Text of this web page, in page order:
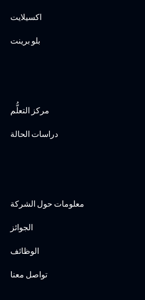
اكسيلايت
بلو برينت
مركز التعلُّم
دراسات الحالة
معلومات حول الشركة
الجوائز
الوظائف
تواصل معنا